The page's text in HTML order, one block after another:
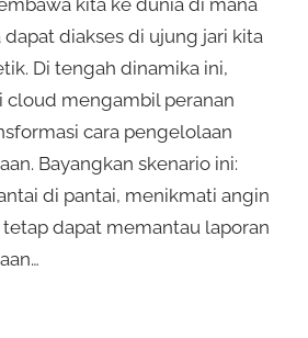
kita ke dunia di mana
diakses di ujung jari kita
Di tengah dinamika ini,
cloud mengambil peranan
cara pengelolaan
Bayangkan skenario ini:
di pantai, menikmati angin
dapat memantau laporan